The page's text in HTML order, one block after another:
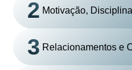
2 Motivação,
3 Relacionamentos e